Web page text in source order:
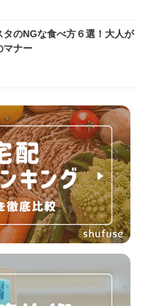
のNGな食べ方６選！大人が
マナー